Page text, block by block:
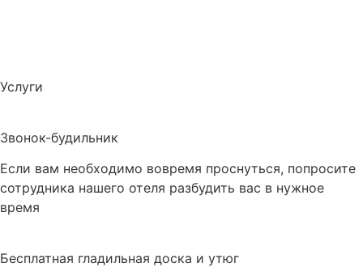
Услуги
Звонок-будильник
Если вам необходимо вовремя проснуться, попросите
сотрудника нашего отеля разбудить вас в нужное
время
Бесплатная гладильная доска и утюг